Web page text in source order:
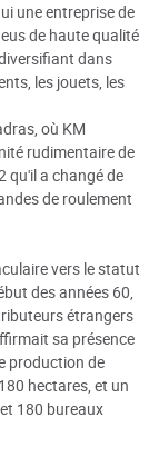
une entreprise de
de haute qualité
dans
les jouets, les
où KM
rudimentaire de
qu'il a changé de
de roulement
vers le statut
des années 60,
étrangers
sa présence
production de
hectares, et un
180 bureaux